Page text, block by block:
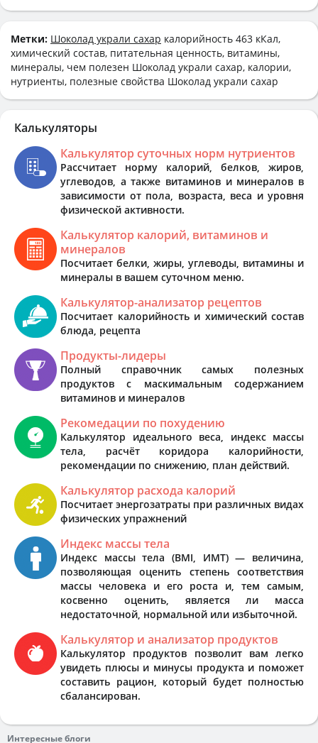
Метки: Шоколад украли сахар калорийность 463 кКал,
химический состав, питательная ценность, витамины,
минералы, чем полезен Шоколад украли сахар, калории,
нутриенты, полезные свойства Шоколад украли сахар
Калькуляторы
Калькулятор суточных норм нутриентов
Рассчитает норму калорий, белков, жиров,
углеводов, а также витаминов и минералов в
зависимости от пола, возраста, веса и уровня
физической активности.
Калькулятор калорий, витаминов и
минералов
Посчитает белки, жиры, углеводы, витамины и
минералы в вашем суточном меню.
Калькулятор-анализатор рецептов
Посчитает калорийность и химический состав
блюда, рецепта
Продукты-лидеры
Полный справочник самых полезных
продуктов с маскимальным содержанием
витаминов и минералов
Рекомедации по похудению
Калькулятор идеального веса, индекс массы
тела, расчёт коридора калорийности,
рекомендации по снижению, план действий.
Калькулятор расхода калорий
Посчитает энергозатраты при различных видах
физических упражнений
Индекс массы тела
Индекс массы тела (BMI, ИМТ) — величина,
позволяющая оценить степень соответствия
массы человека и его роста и, тем самым,
косвенно оценить, является ли масса
недостаточной, нормальной или избыточной.
Калькулятор и анализатор продуктов
Калькулятор продуктов позволит вам легко
увидеть плюсы и минусы продукта и поможет
составить рацион, который будет полностью
сбалансирован.
Интересные блоги